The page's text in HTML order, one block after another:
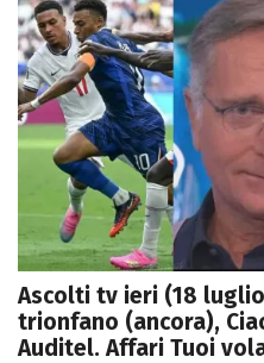
Ascolti tv ieri (18
trionfano (ancora),
Auditel. Affari Tuoi